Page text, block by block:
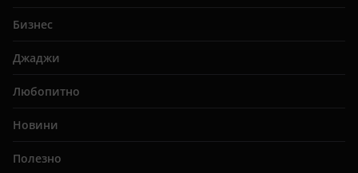
Бизнес
Джаджи
Любопитно
Новини
Полезно